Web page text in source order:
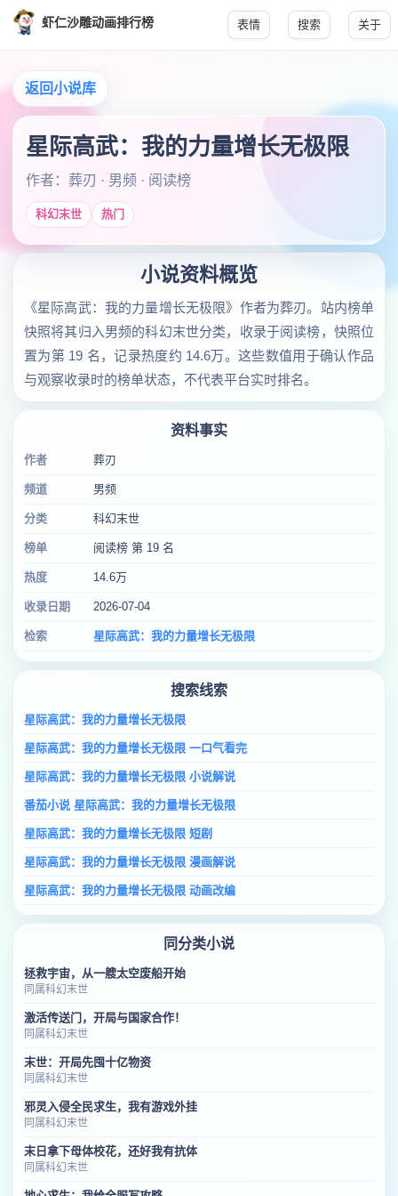
虾仁沙雕动画排行榜 表情 搜索 关于
返回小说库
星际高武：我的力量增长无极限
作者：葬刃 · 男频 · 阅读榜
科幻末世 热门
小说资料概览
《星际高武：我的力量增长无极限》作者为葬刃。站内榜单
快照将其归入男频的科幻末世分类，收录于阅读榜，快照位
置为第 19 名，记录热度约 14.6万。这些数值用于确认作品
与观察收录时的榜单状态，不代表平台实时排名。
资料事实
作者 葬刃
频道 男频
分类 科幻末世
榜单 阅读榜 第 19 名
热度 14.6万
收录日期 2026-07-04
检索 星际高武：我的力量增长无极限
搜索线索
星际高武：我的力量增长无极限
星际高武：我的力量增长无极限 一口气看完
星际高武：我的力量增长无极限 小说解说
番茄小说 星际高武：我的力量增长无极限
星际高武：我的力量增长无极限 短剧
星际高武：我的力量增长无极限 漫画解说
星际高武：我的力量增长无极限 动画改编
同分类小说
拯救宇宙，从一艘太空废船开始
同属科幻末世
激活传送门，开局与国家合作！
同属科幻末世
末世：开局先囤十亿物资
同属科幻末世
邪灵入侵全民求生，我有游戏外挂
同属科幻末世
末日拿下母体校花，还好我有抗体
同属科幻末世